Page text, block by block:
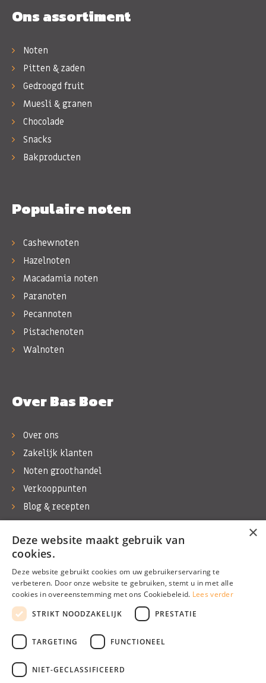
Ons assortiment
Noten
Pitten & zaden
Gedroogd fruit
Muesli & granen
Chocolade
Snacks
Bakproducten
Populaire noten
Cashewnoten
Hazelnoten
Macadamia noten
Paranoten
Pecannoten
Pistachenoten
Walnoten
Over Bas Boer
Over ons
Zakelijk klanten
Noten groothandel
Verkooppunten
Blog & recepten
Werken bij Bas Boer Noten
Contact
©1974 - 2026 Bas Boer Noten
×
Deze website maakt gebruik van
cookies.
Deze website gebruikt cookies om uw gebruikerservaring te
verbeteren. Door onze website te gebruiken, stemt u in met alle
cookies in overeenstemming met ons Cookiebeleid. Lees verder
STRIKT NOODZAKELIJK
PRESTATIE
TARGETING FUNCTIONEEL
NIET-GECLASSIFICEERD